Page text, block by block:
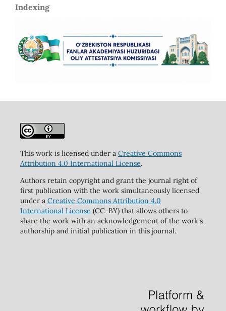
Indexing
This work is licensed under a Creative Commons
Attribution 4.0 International License.
Authors retain copyright and grant the journal right of
first publication with the work simultaneously licensed
under a Creative Commons Attribution 4.0
International License (CC-BY) that allows others to
share the work with an acknowledgement of the work's
authorship and initial publication in this journal.